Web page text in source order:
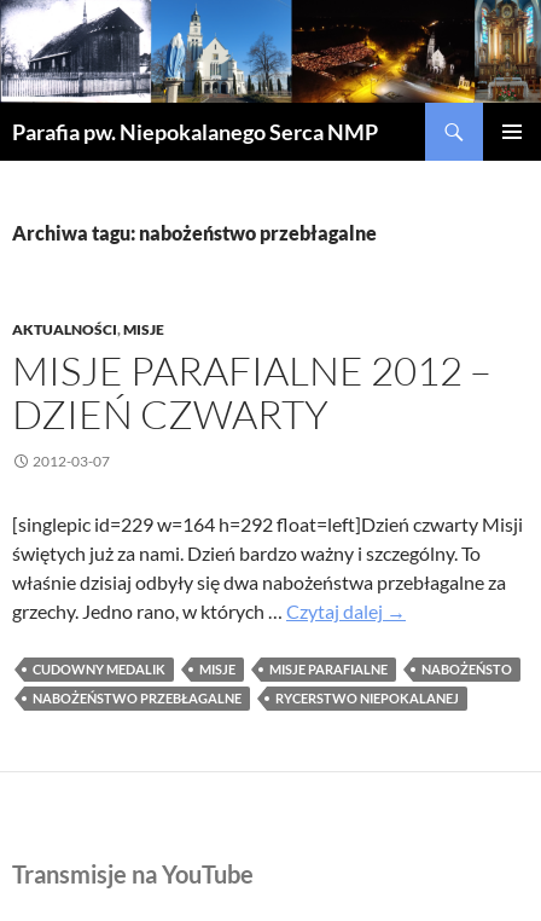
Parafia pw. Niepokalanego Serca NMP
Archiwa tagu: nabożeństwo przebłagalne
AKTUALNOŚCI,MISJE
MISJE PARAFIALNE 2012 –
DZIEŃ CZWARTY
2012-03-07
[singlepic id=229 w=164 h=292 float=left]Dzień czwarty Misji
świętych już za nami. Dzień bardzo ważny i szczególny. To
właśnie dzisiaj odbyły się dwa nabożeństwa przebłagalne za
grzechy. Jedno rano, w których … Czytaj dalej Misje
2012
–
→
CUDOWNY MEDALIK MISJE MISJE PARAFIALNE
NABOŻEŃSTO
NABOŻEŃSTWO PRZEBŁAGALNE
RYCERSTWO NIEPOKALANEJ
Transmisje na YouTube